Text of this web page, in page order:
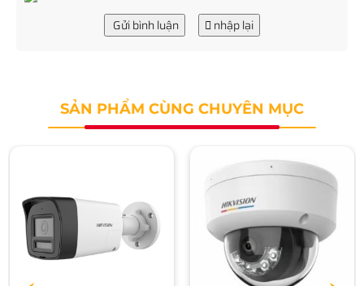
Gửi bình luận nhập lại
SẢN PHẨM CÙNG CHUYÊN MỤC
Camera IP HIKVISION DS-
2CD2623G2-LIZS2U
3.900.000 đ